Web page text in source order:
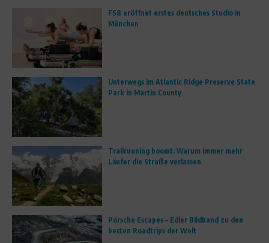
FS8 eröffnet erstes deutsches Studio in
München
Unterwegs im Atlantic Ridge Preserve State
Park in Martin County
Trailrunning boomt: Warum immer mehr
Läufer die Straße verlassen
Porsche Escapes – Edler Bildband zu den
besten Roadtrips der Welt